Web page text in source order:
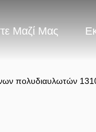
Μαζί Μας
πολυδιαυλωτών